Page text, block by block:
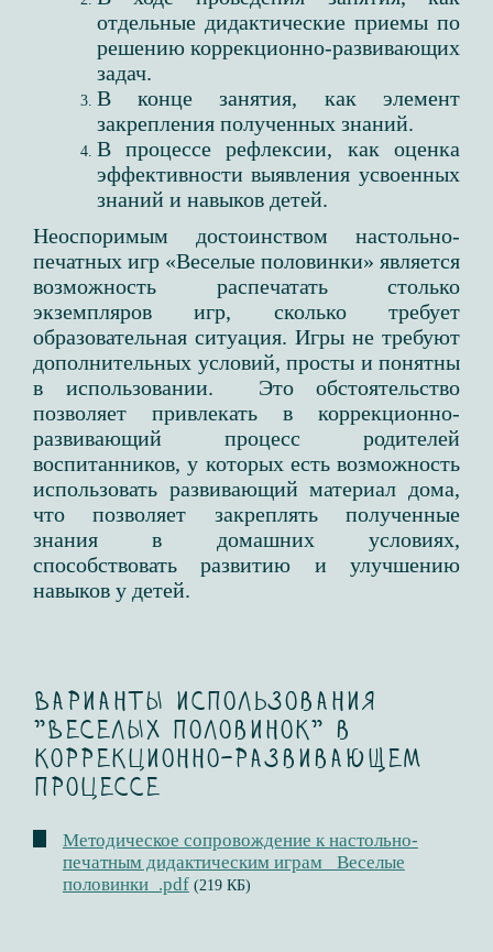
отдельные дидактические приемы по
решению коррекционно-развивающих
задач.
В конце занятия, как элемент
закрепления полученных знаний.
В процессе рефлексии, как оценка
эффективности выявления усвоенных
знаний и навыков детей.
Неоспоримым достоинством настольно-
печатных игр «Веселые половинки» является
возможность распечатать столько
экземпляров игр, сколько требует
образовательная ситуация. Игры не требуют
дополнительных условий, просты и понятны
в использовании. Это обстоятельство
позволяет привлекать в коррекционно-
развивающий процесс родителей
воспитанников, у которых есть возможность
использовать развивающий материал дома,
что позволяет закреплять полученные
знания в домашних условиях,
способствовать развитию и улучшению
навыков у детей.
Варианты использования
"Веселых половинок" в
коррекционно-развивающем
процессе
Методическое сопровождение к настольно-
печатным дидактическим играм _Веселые
половинки_.pdf (219 КБ)